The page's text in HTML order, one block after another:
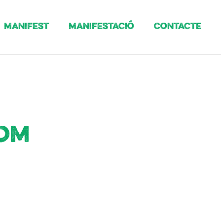
Manifest Manifestació Contacte